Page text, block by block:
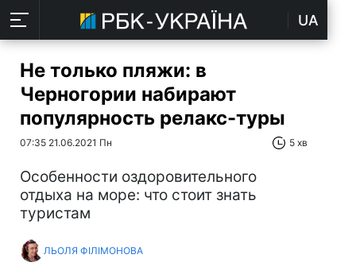
UA
Не только пляжи: в
Черногории набирают
популярность релакс-туры
07:35 21.06.2021 Пн 5 хв
Особенности оздоровительного
отдыха на море: что стоит знать
туристам
ЛЬОЛЯ ФІЛІМОНОВА